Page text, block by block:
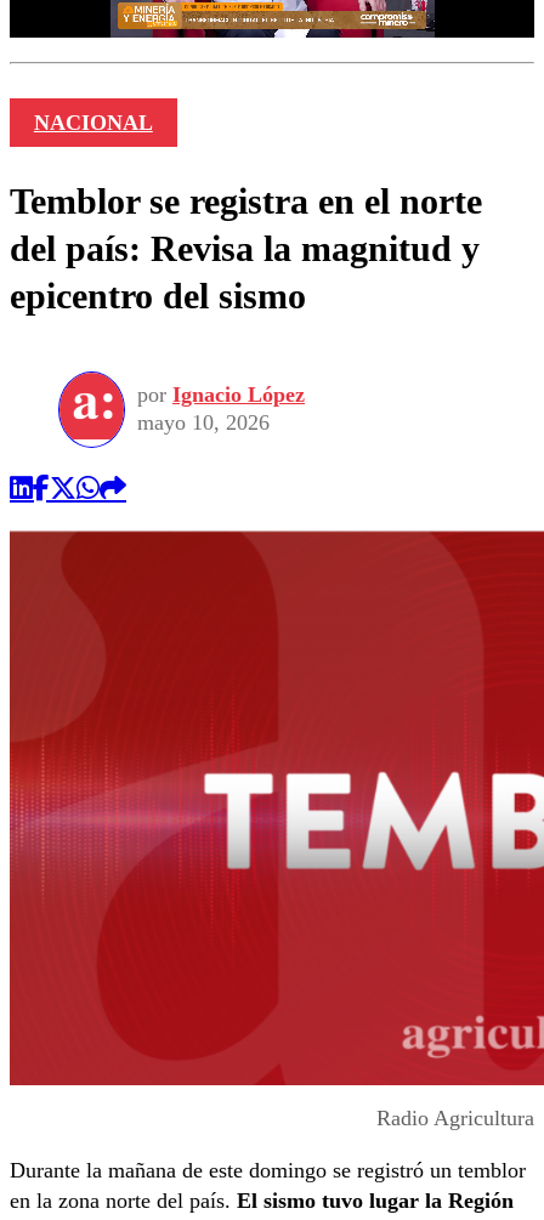
NACIONAL
Temblor se registra en el norte
del país: Revisa la magnitud y
epicentro del sismo
por Ignacio López
mayo 10, 2026
Radio Agricultura
Durante la mañana de este domingo se registró un temblor
en la zona norte del país. El sismo tuvo lugar la Región